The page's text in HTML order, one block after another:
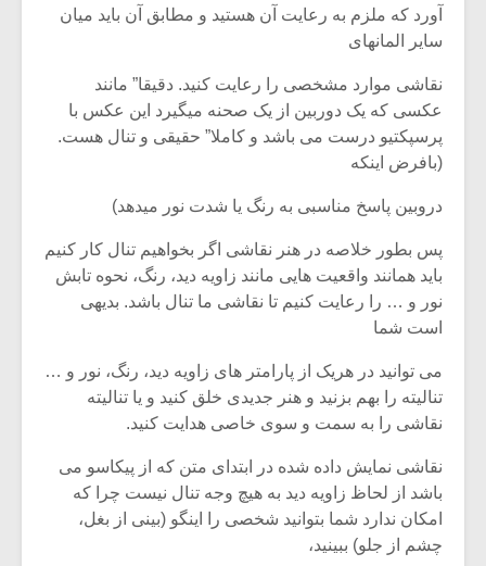
آورد که ملزم به رعایت آن هستید و مطابق آن باید میان
سایر المانهای
نقاشی موارد مشخصی را رعایت کنید. دقیقا” مانند
عکسی که یک دوربین از یک صحنه میگیرد این عکس با
پرسپکتیو درست می باشد و کاملا” حقیقی و تنال هست.
(بافرض اینکه
دروبین پاسخ مناسبی به رنگ یا شدت نور میدهد)
پس بطور خلاصه در هنر نقاشی اگر بخواهیم تنال کار کنیم
باید همانند واقعیت هایی مانند زاویه دید، رنگ، نحوه تابش
نور و … را رعایت کنیم تا نقاشی ما تنال باشد. بدیهی
است شما
می توانید در هریک از پارامتر های زاویه دید، رنگ، نور و …
تنالیته را بهم بزنید و هنر جدیدی خلق کنید و یا تنالیته
نقاشی را به سمت و سوی خاصی هدایت کنید.
نقاشی نمایش داده شده در ابتدای متن که از پیکاسو می
باشد از لحاظ زاویه دید به هیچ وجه تنال نیست چرا که
امکان ندارد شما بتوانید شخصی را اینگو (بینی از بغل،
چشم از جلو) ببینید،